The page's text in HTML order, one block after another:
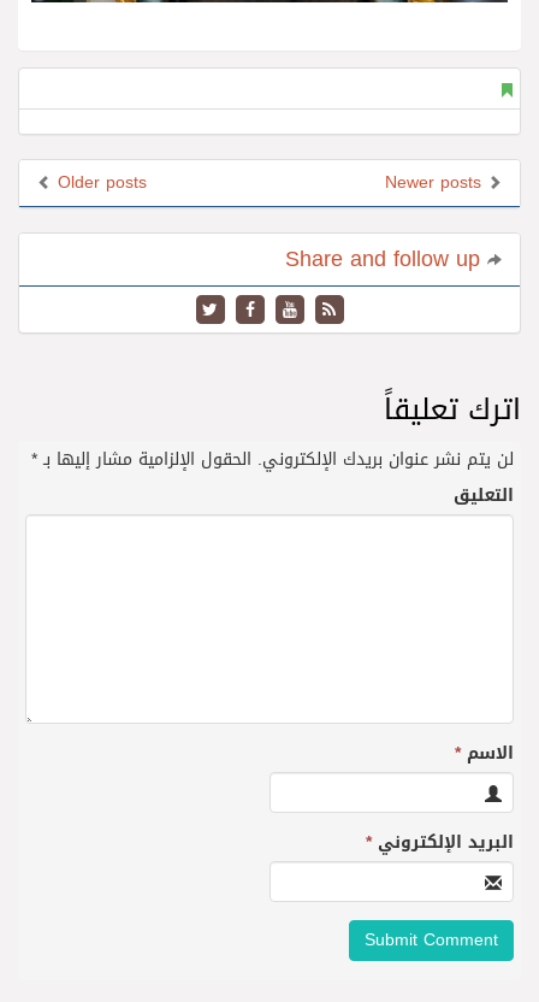
Older posts
اترك تعليقاً
لن يتم نشر عنوان بريدك الإلكتروني. الحقول الإلزامية مشار إليها بـ*
التعليق
الاسم*
البريد الإلكتروني*